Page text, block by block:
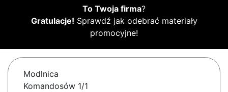
To Twoja firma?
Gratulacje! Sprawdź jak odebrać materiały
promocyjne!
Modlnica
Komandosów 1/1